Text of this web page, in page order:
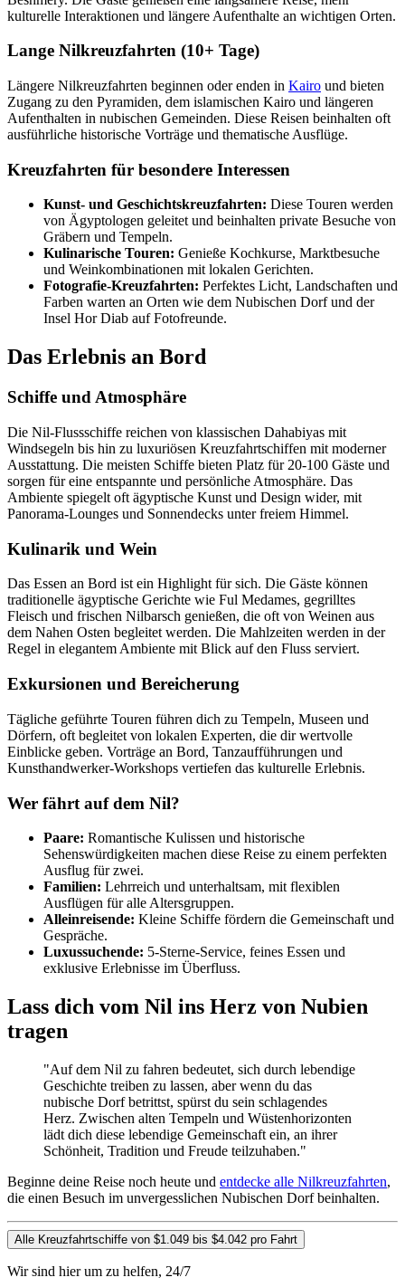
kulturelle Interaktionen und längere Aufenthalte an wichtigen Orten.
Lange Nilkreuzfahrten (10+ Tage)
Längere Nilkreuzfahrten beginnen oder enden in Kairo und bieten
Zugang zu den Pyramiden, dem islamischen Kairo und längeren
Aufenthalten in nubischen Gemeinden. Diese Reisen beinhalten oft
ausführliche historische Vorträge und thematische Ausflüge.
Kreuzfahrten für besondere Interessen
Kunst- und Geschichtskreuzfahrten: Diese Touren werden
von Ägyptologen geleitet und beinhalten private Besuche von
Gräbern und Tempeln.
Kulinarische Touren: Genieße Kochkurse, Marktbesuche
und Weinkombinationen mit lokalen Gerichten.
Fotografie-Kreuzfahrten: Perfektes Licht, Landschaften und
Farben warten an Orten wie dem Nubischen Dorf und der
Insel Hor Diab auf Fotofreunde.
Das Erlebnis an Bord
Schiffe und Atmosphäre
Die Nil-Flussschiffe reichen von klassischen Dahabiyas mit
Windsegeln bis hin zu luxuriösen Kreuzfahrtschiffen mit moderner
Ausstattung. Die meisten Schiffe bieten Platz für 20-100 Gäste und
sorgen für eine entspannte und persönliche Atmosphäre. Das
Ambiente spiegelt oft ägyptische Kunst und Design wider, mit
Panorama-Lounges und Sonnendecks unter freiem Himmel.
Kulinarik und Wein
Das Essen an Bord ist ein Highlight für sich. Die Gäste können
traditionelle ägyptische Gerichte wie Ful Medames, gegrilltes
Fleisch und frischen Nilbarsch genießen, die oft von Weinen aus
dem Nahen Osten begleitet werden. Die Mahlzeiten werden in der
Regel in elegantem Ambiente mit Blick auf den Fluss serviert.
Exkursionen und Bereicherung
Tägliche geführte Touren führen dich zu Tempeln, Museen und
Dörfern, oft begleitet von lokalen Experten, die dir wertvolle
Einblicke geben. Vorträge an Bord, Tanzaufführungen und
Kunsthandwerker-Workshops vertiefen das kulturelle Erlebnis.
Wer fährt auf dem Nil?
Paare: Romantische Kulissen und historische
Sehenswürdigkeiten machen diese Reise zu einem perfekten
Ausflug für zwei.
Familien: Lehrreich und unterhaltsam, mit flexiblen
Ausflügen für alle Altersgruppen.
Alleinreisende: Kleine Schiffe fördern die Gemeinschaft und
Gespräche.
Luxussuchende: 5-Sterne-Service, feines Essen und
exklusive Erlebnisse im Überfluss.
Lass dich vom Nil ins Herz von Nubien
tragen
"Auf dem Nil zu fahren bedeutet, sich durch lebendige
Geschichte treiben zu lassen, aber wenn du das
nubische Dorf betrittst, spürst du sein schlagendes
Herz. Zwischen alten Tempeln und Wüstenhorizonten
lädt dich diese lebendige Gemeinschaft ein, an ihrer
Schönheit, Tradition und Freude teilzuhaben."
Beginne deine Reise noch heute und entdecke alle Nilkreuzfahrten,
die einen Besuch im unvergesslichen Nubischen Dorf beinhalten.
Alle Kreuzfahrtschiffe von $1.049 bis $4.042 pro Fahrt
Wir sind hier um zu helfen, 24/7